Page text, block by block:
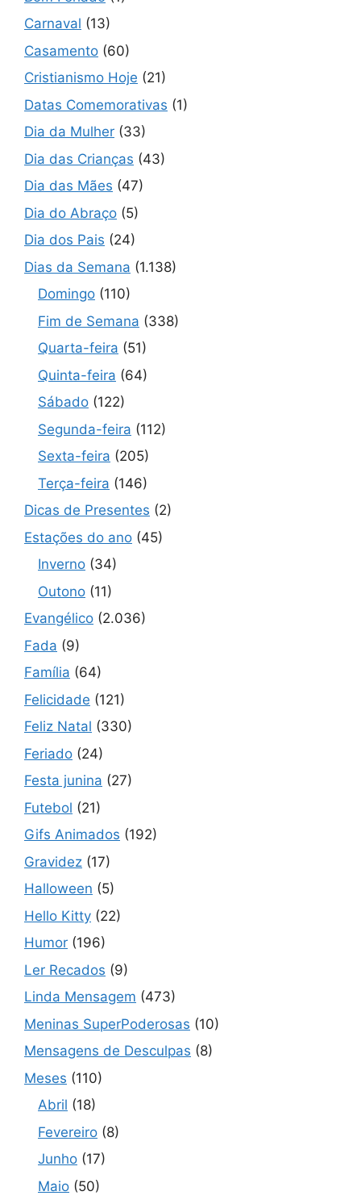
Carnaval (13)
Casamento (60)
Cristianismo Hoje (21)
Datas Comemorativas (1)
Dia da Mulher (33)
Dia das Crianças (43)
Dia das Mães (47)
Dia do Abraço (5)
Dia dos Pais (24)
Dias da Semana (1.138)
Domingo (110)
Fim de Semana (338)
Quarta-feira (51)
Quinta-feira (64)
Sábado (122)
Segunda-feira (112)
Sexta-feira (205)
Terça-feira (146)
Dicas de Presentes (2)
Estações do ano (45)
Inverno (34)
Outono (11)
Evangélico (2.036)
Fada (9)
Família (64)
Felicidade (121)
Feliz Natal (330)
Feriado (24)
Festa junina (27)
Futebol (21)
Gifs Animados (192)
Gravidez (17)
Halloween (5)
Hello Kitty (22)
Humor (196)
Ler Recados (9)
Linda Mensagem (473)
Meninas SuperPoderosas (10)
Mensagens de Desculpas (8)
Meses (110)
Abril (18)
Fevereiro (8)
Junho (17)
Maio (50)